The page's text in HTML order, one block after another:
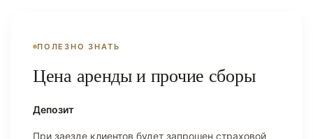
ПОЛЕЗНО ЗНАТЬ
Цена аренды и прочие сборы
Депозит
При заезде клиентов будет запрошен страховой